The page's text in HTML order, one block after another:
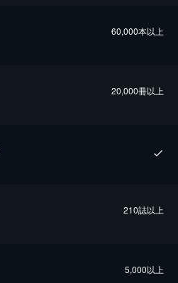
60,000本以上
20,000冊以上
210誌以上
5,000以上